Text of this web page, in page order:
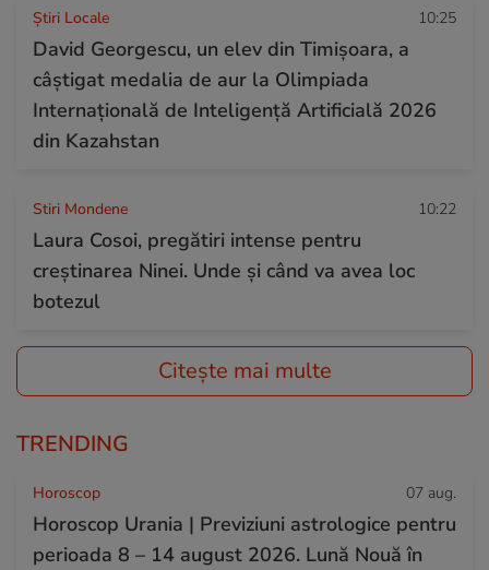
Știri Locale 10:25
David Georgescu, un elev din Timișoara, a
câștigat medalia de aur la Olimpiada
Internațională de Inteligență Artificială 2026
din Kazahstan
Stiri Mondene 10:22
Laura Cosoi, pregătiri intense pentru
creștinarea Ninei. Unde și când va avea loc
botezul
Citește mai multe
TRENDING
Horoscop 07 aug.
Horoscop Urania | Previziuni astrologice pentru
perioada 8 – 14 august 2026. Lună Nouă în